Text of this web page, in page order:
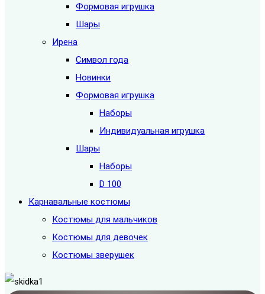
Формовая игрушка
Шары
Ирена
Символ года
Новинки
Формовая игрушка
Наборы
Индивидуальная игрушка
Шары
Наборы
D 100
Карнавальные костюмы
Костюмы для мальчиков
Костюмы для девочек
Костюмы зверушек